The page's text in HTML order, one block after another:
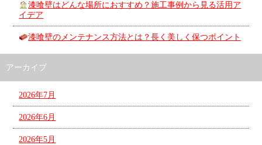
漆喰壁はどんな場所におすすめ？施工事例から見る活用ア
イデア
漆喰壁のメンテナンス方法とは？長く美しく保つポイント
アーカイブ
2026年7月
2026年6月
2026年5月